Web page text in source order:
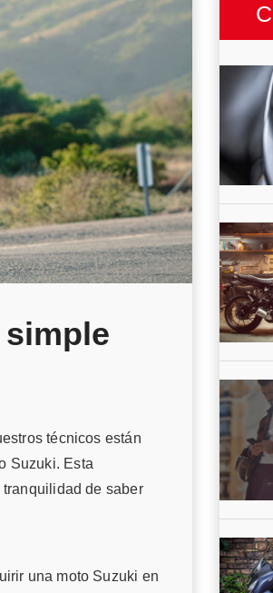
técnicos están
Suzuki. Esta
de saber
una moto Suzuki en